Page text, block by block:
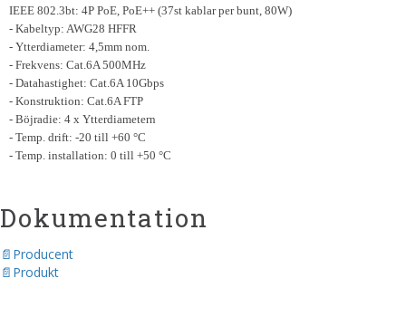
IEEE 802.3bt: 4P PoE, PoE++ (37st kablar per bunt, 80W)
- Kabeltyp: AWG28 HFFR
- Ytterdiameter: 4,5mm nom.
- Frekvens: Cat.6A 500MHz
- Datahastighet: Cat.6A 10Gbps
- Konstruktion: Cat.6A FTP
- Böjradie: 4 x Ytterdiametern
- Temp. drift: -20 till +60 °C
- Temp. installation: 0 till +50 °C
Dokumentation
Producent
Produkt